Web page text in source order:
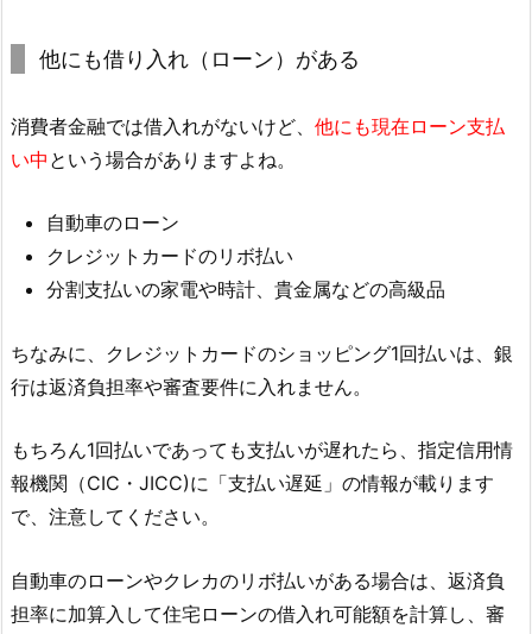
他にも借り入れ（ローン）がある
消費者金融では借入れがないけど、 他にも現在ローン支払
い中 という場合がありますよね。
自動車のローン
クレジットカードのリボ払い
分割支払いの家電や時計、貴金属などの高級品
ちなみに、クレジットカードのショッピング1回払いは、銀
行は返済負担率や審査要件に入れません。
もちろん1回払いであっても支払いが遅れたら、指定信用情
報機関（CIC・JICC)に「支払い遅延」の情報が載ります
で、注意してください。
自動車のローンやクレカのリボ払いがある場合は、返済負
担率に加算入して住宅ローンの借入れ可能額を計算し、審